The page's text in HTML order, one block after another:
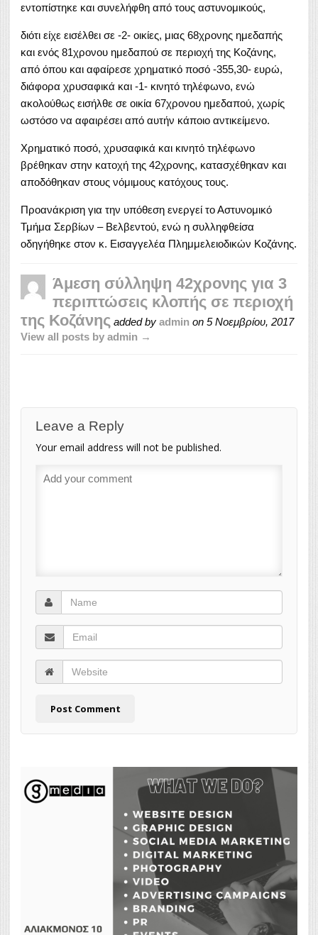
εντοπίστηκε και συνελήφθη από τους αστυνομικούς,
διότι είχε εισέλθει σε -2- οικίες, μιας 68χρονης ημεδαπής
και ενός 81χρονου ημεδαπού σε περιοχή της Κοζάνης,
από όπου και αφαίρεσε χρηματικό ποσό -355,30- ευρώ,
διάφορα χρυσαφικά και -1- κινητό τηλέφωνο, ενώ
ακολούθως εισήλθε σε οικία 67χρονου ημεδαπού, χωρίς
ωστόσο να αφαιρέσει από αυτήν κάποιο αντικείμενο.
Χρηματικό ποσό, χρυσαφικά και κινητό τηλέφωνο
βρέθηκαν στην κατοχή της 42χρονης, κατασχέθηκαν και
αποδόθηκαν στους νόμιμους κατόχους τους.
Προανάκριση για την υπόθεση ενεργεί το Αστυνομικό
Τμήμα Σερβίων – Βελβεντού, ενώ η συλληφθείσα
οδηγήθηκε στον κ. Εισαγγελέα Πλημμελειοδικών Κοζάνης.
Άμεση σύλληψη 42χρονης για 3
περιπτώσεις κλοπής σε περιοχή
της Κοζάνης added by admin on 5 Νοεμβρίου, 2017
View all posts by admin →
Leave a Reply
Your email address will not be published.